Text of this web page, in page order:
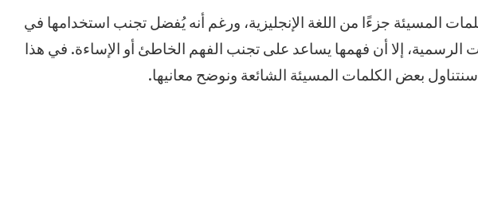
المسيئة جزءًا من اللغة الإنجليزية، ورغم أنه يُفضل تجنب استخدامها في
الرسمية، إلا أن فهمها يساعد على تجنب الفهم الخاطئ أو الإساءة. في هذا
سنتناول بعض الكلمات المسيئة الشائعة ونوضح معانيها.